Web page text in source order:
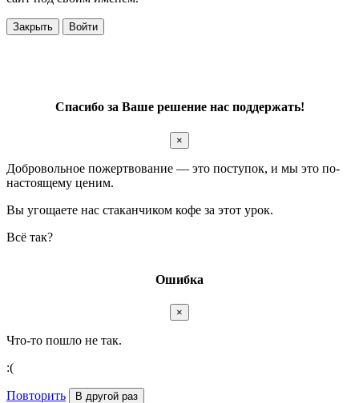
Закрыть Войти
Спасибо за Ваше решение нас поддержать!
×
Добровольное пожертвование — это поступок, и мы это по-
настоящему ценим.
Вы угощаете нас стаканчиком кофе за этот урок.
Всё так?
Ошибка
×
Что-то пошло не так.
:(
Повторить В другой раз